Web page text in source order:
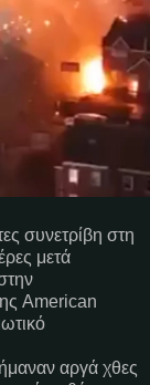
συνετρίβη στη
μετά
American
αργά χθες